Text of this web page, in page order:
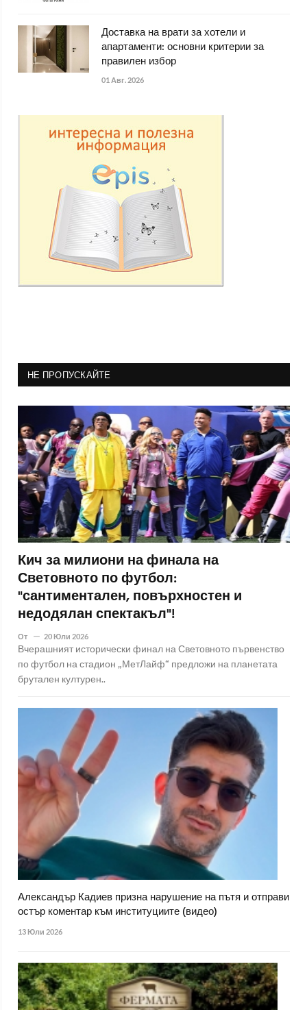
Доставка на врати за хотели и
апартаменти: основни критерии за
правилен избор
01 Авг. 2026
НЕ ПРОПУСКАЙТЕ
Кич за милиони на финала на
Световното по футбол:
"сантиментален, повърхностен и
недодялан спектакъл"!
От 20 Юли 2026
Вчерашният исторически финал на Световното първенство
по футбол на стадион „МетЛайф“ предложи на планетата
брутален културен..
Александър Кадиев призна нарушение на пътя и отправи
остър коментар към институциите (видео)
13 Юли 2026